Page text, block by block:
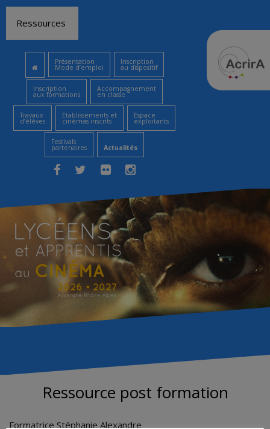
contenu
Ressources
Présentation
Mode d’emploi
Inscription
au dispositif
Inscription
aux formations
Accompagnement
en classe
Travaux
d’élèves
Etablissements et
cinémas inscrits
Espace
exploitants
Festivals
partenaires Actualités
Ressource post formation
Formatrice Stéphanie Alexandre